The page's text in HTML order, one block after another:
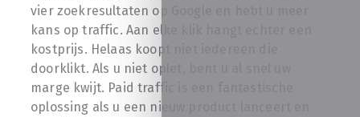
vier zoekresultaten op Google en hebt u meer
kans op traffic. Aan elke klik hangt echter een
kostprijs. Helaas koopt niet iedereen die
doorklikt. Als u niet oplet, bent u al snel uw
marge kwijt. Paid traffic is een fantastische
oplossing als u een nieuw product lanceert en